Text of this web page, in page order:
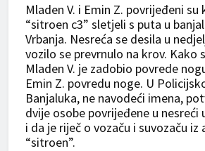
Mladen V. i Emin Z. povrijeđeni su
“sitroen c3” sletjeli s puta u
Vrbanja. Nesreća se desila u
vozilo se prevrnulo na krov. Kako
Mladen V. je zadobio povrede
Emin Z. povredu noge. U
Banjaluka, ne navodeći imena,
dvije osobe povrijeđene u nesreći
i da je riječ o vozaču i suvozaču
“sitroen”.